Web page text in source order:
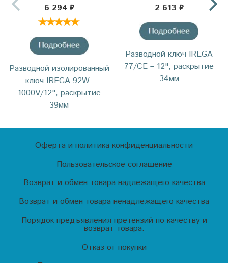
6 294 ₽
Разводной изолированный
ключ IREGA 92W-
1000V/12", раскрытие
39мм
2 613 ₽
Разводной ключ IREGA
77/CE – 12", раскрытие
34мм
Оферта и политика конфиденциальности
Пользовательское соглашение
Возврат и обмен товара надлежащего качества
Возврат и обмен товара ненадлежащего качества
Порядок предъявления претензий по качеству и
возврат товара.
Отказ от покупки